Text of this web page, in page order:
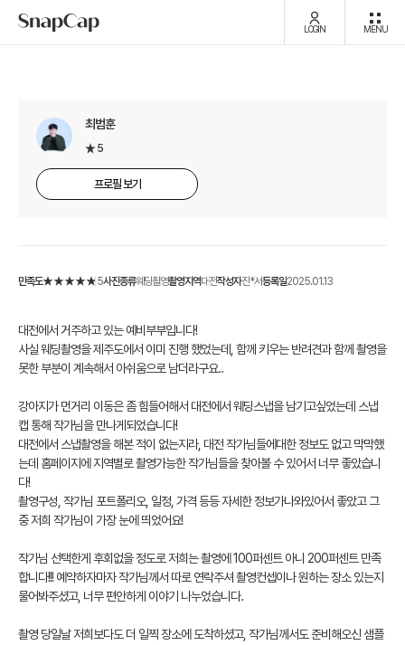
LOGIN MENU
최범훈
5
프로필 보기
만족도 5사진종류웨딩촬영촬영지역대전작성자진*서등록일2025.01.13
대전에서 거주하고 있는 예비부부입니다!
사실 웨딩촬영을 제주도에서 이미 진행 했었는데, 함께 키우는 반려견과 함께 촬영을
못한 부분이 계속해서 아쉬움으로 남더라구요..
강아지가 먼거리 이동은 좀 힘들어해서 대전에서 웨딩스냅을 남기고싶었는데 스냅
캡 통해 작가님을 만나게되었습니다!
대전에서 스냅촬영을 해본 적이 없는지라, 대전 작가님들에대한 정보도 없고 막막했
는데 홈페이지에 지역별로 촬영가능한 작가님들을 찾아볼 수 있어서 너무 좋았습니
다!
촬영구성, 작가님 포트폴리오, 일정, 가격 등등 자세한 정보가나와있어서 좋았고 그
중 저희 작가님이 가장 눈에 띄었어요!
작가님 선택한게 후회없을 정도로 저희는 촬영에 100퍼센트 아니 200퍼센트 만족
합니다!!! 예약하자마자 작가님께서 따로 연락주셔 촬영컨셉이나 원하는 장소 있는지
물어봐주셨고, 너무 편안하게 이야기 나누었습니다.
촬영 당일날 저희보다도 더 일찍 장소에 도착하셨고, 작가님께서도 준비해오신 샘플